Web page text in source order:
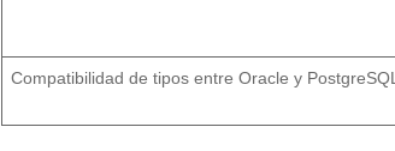
Compatibilidad de tipos entre Oracle y PostgreSQL